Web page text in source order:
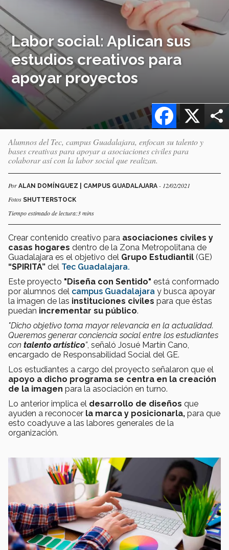
Labor social: Aplican sus
estudios creativos para
apoyar proyectos
X
Facebook
Alumnos del Tec, campus Guadalajara, enfocan su talento y
bases creativas para apoyar a asociaciones civiles para
colaborar así con la labor social que realizan.
Por ALAN DOMÍNGUEZ | CAMPUS GUADALAJARA - 12/02/2021
Fotos SHUTTERSTOCK
Tiempo estimado de lectura:3 mins
Crear contenido creativo para asociaciones civiles y
casas hogares dentro de la Zona Metropolitana de
Guadalajara es el objetivo del Grupo Estudiantil (GE)
“SPIRITA” del Tec Guadalajara.
Este proyecto "Diseña con Sentido" está conformado
por alumnos del campus Guadalajara y busca apoyar
la imagen de las instituciones civiles para que éstas
puedan incrementar su público.
"Dicho objetivo toma mayor relevancia en la actualidad.
Queremos generar conciencia social entre los estudiantes
con talento artístico”, señaló Josué Martín Cano,
encargado de Responsabilidad Social del GE.
Los estudiantes a cargo del proyecto señalaron que el
apoyo a dicho programa se centra en la creación
de la imagen para la asociación en turno.
Lo anterior implica el desarrollo de diseños que
ayuden a reconocer la marca y posicionarla, para que
esto coadyuve a las labores generales de la
organización.